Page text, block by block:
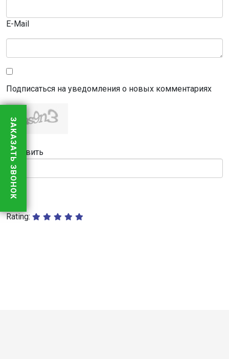
E-Mail
Подписаться на уведомления о новых комментариях
Обновить
Rating:
ЗАКАЗАТЬ ЗВОНОК